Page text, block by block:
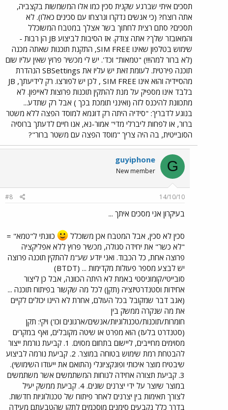
תסכים איתי שברגע שקנית סכין כמו אלו המשמשות בקצביה,
אתה רוצח? (כי אנשים נדקרו ונרצחו עם סכינים כאלו). לא
תסכים? סתם רצית לחתוך בשר אצלך במטבח המשוכלל
והמאובזר שלך? אתה צודק. אז הסיבות לביצוע JB הן רבות -
שימוש בטלפון שאינו SIM FREE, התקנת תוכנות שאתה מכנה
(לא ברור למה!!!) "טמאות" וכד'. יש לי מכשיר פרוץ שאין עליו שום
תוכנה פירטית. לעומת זאת יש עליו את SBSettings הנהדרת
מהסיידיה והוא אינו SIM FREE , לכן יש לפורצו. רק לידיעתך, JB
בלבד אינו מספיק על מנת להתקין תוכנות פרוצות לאייפון. לא
מתכוונת להיכנס לזה (ואינני תומכת בכך ) אבל רק שתדע...
בנוגע לדבריך: "סידיה היתה רק דוגמא למוסד הפצה ללא משטר
ברור, או לפחות ליברלי מדי" אמור-נא, אנו חיים לדעתך ברוסיה
הסובייטית, בה היה צריך "מוסד הפצה עם משטר ברור"?
G
guyiphone
New member
14/10/10
#8
בעיקרון אני מסכים איתך ...
סכין לא סכין, אבל המטבח אכן משוכלל
כוונתי ל"טמא" =
"לא כשר" את יחידה סגולה, מכשיר פרוץ ללא אפליקציה
פרוצה אחת, כל הכבוד. ואני יודע שע"מ להתקין תוכנה פרוצה
יש לבצע מספר פעולות מקדימות ... (BTDT)
סובייטי/קומוניסטי באמת לא היתה הכוונה, אבל כן ליצור
אחידות וסטנדרטיזציה (תקן) לכל מה שקשור בפיתוח תוכנה ...
(אגב דבר שמקובל בכל העולם, אחרת לא היינו יכולים לקיים
את מה שנקרה ממשק בין
חומרות/תוכנות/טכנולוגיות/אנשים/ארגונים וכו') ויקי: תקן
(סטנדרט בלעז) הוא מפרט או שיטה מקובלים, ואף במקרים
מסוימים מחייבים, ליישום בתחום מסוים. 1. קביעת נורמת ייצור
להבטחת רמת שימוש בטוחה במוצר. 2. קביעת נורמה לביצוע
שיבטיח מוצר איכותי ופונקציונלי (התואם את ייעודו השימושי).
3. קביעת תצורה אחידה לנוחות המשתמשים אשר משתמשים
במוצר שיוצר על ידי יצרנים שונים. 4. קביעת ממשק יעיל
לצורך תאימות בין יצרנים לאחר פיתוח של טכנולוגיות חדשות.
בדרך כלל נקבעים סימנים מוסכמים לתקן שהטבעתם מעידה